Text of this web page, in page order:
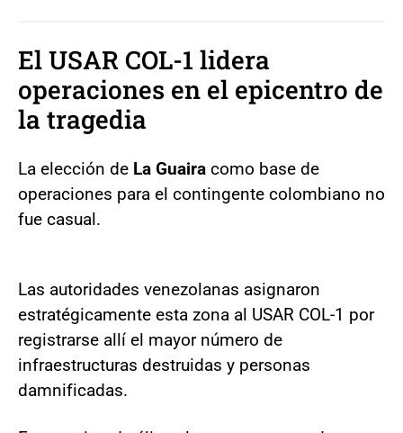
El USAR COL-1 lidera
operaciones en el epicentro de
la tragedia
La elección de La Guaira como base de
operaciones para el contingente colombiano no
fue casual.
Las autoridades venezolanas asignaron
estratégicamente esta zona al USAR COL-1 por
registrarse allí el mayor número de
infraestructuras destruidas y personas
damnificadas.